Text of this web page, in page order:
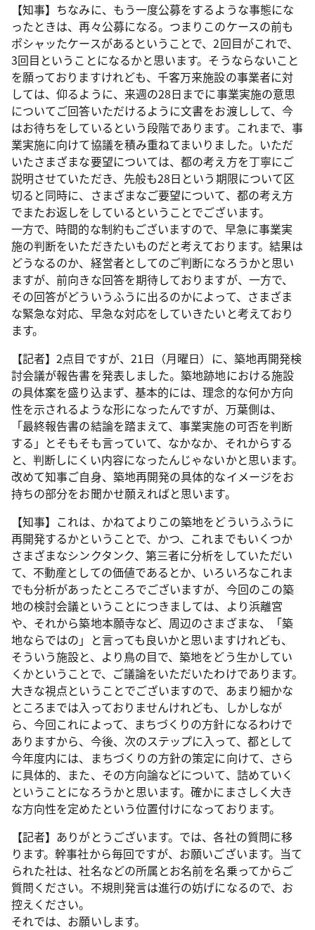
【知事】ちなみに、もう一度公募をするような事態にな
ったときは、再々公募になる。つまりこのケースの前も
ポシャッたケースがあるということで、2回目がこれで、
3回目ということになるかと思います。そうならないこと
を願っておりますけれども、千客万来施設の事業者に対
しては、仰るように、来週の28日までに事業実施の意思
についてご回答いただけるように文書をお渡しして、今
はお待ちをしているという段階であります。これまで、事
業実施に向けて協議を積み重ねてまいりました。いただ
いたさまざまな要望については、都の考え方を丁寧にご
説明させていただき、先般も28日という期限について区
切ると同時に、さまざまなご要望について、都の考え方
でまたお返しをしているということでございます。
一方で、時間的な制約もございますので、早急に事業実
施の判断をいただきたいものだと考えております。結果は
どうなるのか、経営者としてのご判断になろうかと思い
ますが、前向きな回答を期待しておりますが、一方で、
その回答がどういうふうに出るのかによって、さまざま
な緊急な対応、早急な対応をしていきたいと考えており
ます。
【記者】2点目ですが、21日（月曜日）に、築地再開発検
討会議が報告書を発表しました。築地跡地における施設
の具体案を盛り込まず、基本的には、理念的な何か方向
性を示されるような形になったんですが、万葉側は、
「最終報告書の結論を踏まえて、事業実施の可否を判断
する」とそもそも言っていて、なかなか、それからする
と、判断しにくい内容になったんじゃないかと思います。
改めて知事ご自身、築地再開発の具体的なイメージをお
持ちの部分をお聞かせ願えればと思います。
【知事】これは、かねてよりこの築地をどういうふうに
再開発するかということで、かつ、これまでもいくつか
さまざまなシンクタンク、第三者に分析をしていただい
て、不動産としての価値であるとか、いろいろなこれま
でも分析があったところでございますが、今回のこの築
地の検討会議ということにつきましては、より浜離宮
や、それから築地本願寺など、周辺のさまざまな、「築
地ならではの」と言っても良いかと思いますけれども、
そういう施設と、より鳥の目で、築地をどう生かしてい
くかということで、ご議論をいただいたわけであります。
大きな視点ということでございますので、あまり細かな
ところまでは入っておりませんけれども、しかしなが
ら、今回これによって、まちづくりの方針になるわけで
ありますから、今後、次のステップに入って、都として
今年度内には、まちづくりの方針の策定に向けて、さら
に具体的、また、その方向論などについて、詰めていく
ということになろうかと思います。確かにまさしく大き
な方向性を定めたという位置付けになっております。
【記者】ありがとうございます。では、各社の質問に移
ります。幹事社から毎回ですが、お願いございます。当て
られた社は、社名などの所属とお名前を名乗ってからご
質問ください。不規則発言は進行の妨げになるので、お
控えください。
それでは、お願いします。